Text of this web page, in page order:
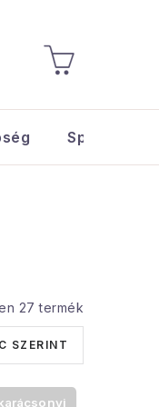
KOSÁR
Sport és
27 termék
SZERINT